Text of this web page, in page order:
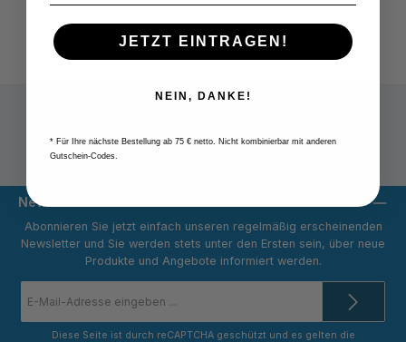
Newsletter
Abonnieren Sie jetzt einfach unseren regelmäßig erscheinenden
Newsletter und Sie werden stets unter den Ersten sein, über neue
Produkte und Angebote informiert werden.
Mail-
*
Diese Seite ist durch reCAPTCHA geschützt und es gelten die
JETZT EINTRAGEN!
NEIN, DANKE!
* Für Ihre nächste Bestellung ab 75 € netto. Nicht kombinierbar mit anderen
Gutschein-Codes.